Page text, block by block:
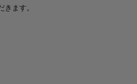
きます。